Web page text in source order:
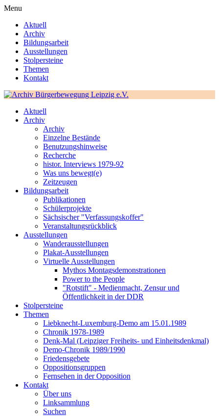
Menu
Aktuell
Archiv
Bildungsarbeit
Ausstellungen
Stolpersteine
Themen
Kontakt
Aktuell
Archiv
Archiv
Einzelne Bestände
Benutzungshinweise
Recherche
histor. Interviews 1979-92
Was uns bewegt(e)
Zeitzeugen
Bildungsarbeit
Publikationen
Schülerprojekte
Sächsischer "Verfassungskoffer"
Veranstaltungsrückblick
Ausstellungen
Wanderausstellungen
Plakat-Ausstellungen
Virtuelle Ausstellungen
Mythos Montagsdemonstrationen
Power to the People
"Rotstift" - Medienmacht, Zensur und
Öffentlichkeit in der DDR
Stolpersteine
Themen
Liebknecht-Luxemburg-Demo am 15.01.1989
Chronik 1978-1989
Denk-Mal (Leipziger Freiheits- und Einheitsdenkmal)
Demo-Chronik 1989/1990
Friedensgebete
Oppositionsgruppen
Fernsehen in der Opposition
Kontakt
Über uns
Linksammlung
Suchen